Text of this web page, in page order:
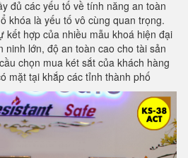
đủ các yếu tố về tính năng an toàn
khóa là yếu tố vô cùng quan trọng.
kết hợp của nhiều mẫu khoá hiện đại
ninh lớn, độ an toàn cao cho tài sản
chọn mua két sắt của khách hàng
mặt tại khắp các tỉnh thành phố